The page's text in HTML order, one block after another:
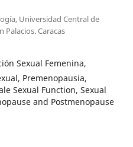
Universidad Central de
Caracas
Sexual Femenina,
Premenopausia,
Sexual Function, Sexual
and Postmenopause